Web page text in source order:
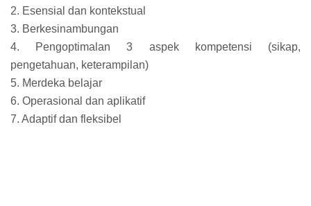
2. Esensial dan kontekstual
3. Berkesinambungan
4. Pengoptimalan 3 aspek kompetensi (sikap,
pengetahuan, keterampilan)
5. Merdeka belajar
6. Operasional dan aplikatif
7. Adaptif dan fleksibel